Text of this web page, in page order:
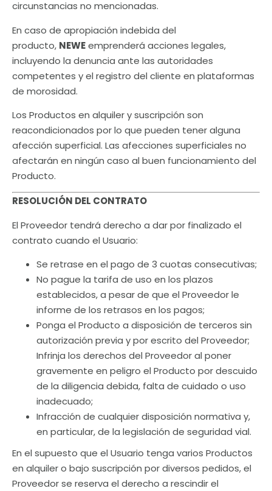
circunstancias no mencionadas.
En caso de apropiación indebida del
producto, NEWEemprenderá acciones legales,
incluyendo la denuncia ante las autoridades
competentes y el registro del cliente en plataformas
de morosidad.
Los Productos en alquiler y suscripción son
reacondicionados por lo que pueden tener alguna
afección superficial. Las afecciones superficiales no
afectarán en ningún caso al buen funcionamiento del
Producto.
RESOLUCIÓN DEL CONTRATO
El Proveedor tendrá derecho a dar por finalizado el
contrato cuando el Usuario:
Se retrase en el pago de 3 cuotas consecutivas;
No pague la tarifa de uso en los plazos
establecidos, a pesar de que el Proveedor le
informe de los retrasos en los pagos;
Ponga el Producto a disposición de terceros sin
autorización previa y por escrito del Proveedor;
Infrinja los derechos del Proveedor al poner
gravemente en peligro el Producto por descuido
de la diligencia debida, falta de cuidado o uso
inadecuado;
Infracción de cualquier disposición normativa y,
en particular, de la legislación de seguridad vial.
En el supuesto que el Usuario tenga varios Productos
en alquiler o bajo suscripción por diversos pedidos, el
Proveedor se reserva el derecho a rescindir el